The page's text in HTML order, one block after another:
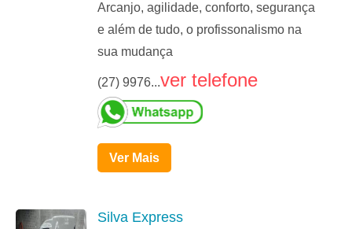
Arcanjo, agilidade, conforto, segurança
e além de tudo, o profissonalismo na
sua mudança
(27) 9976...ver telefone
Ver Mais
Silva Express